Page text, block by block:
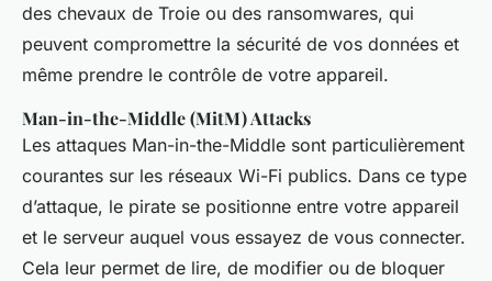
des chevaux de Troie ou des ransomwares, qui
peuvent compromettre la sécurité de vos données et
même prendre le contrôle de votre appareil.
Man-in-the-Middle (MitM) Attacks
Les attaques Man-in-the-Middle sont particulièrement
courantes sur les réseaux Wi-Fi publics. Dans ce type
d’attaque, le pirate se positionne entre votre appareil
et le serveur auquel vous essayez de vous connecter.
Cela leur permet de lire, de modifier ou de bloquer